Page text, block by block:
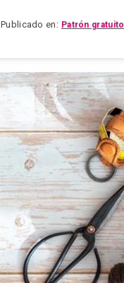
Publicado en: Patrón gratuito